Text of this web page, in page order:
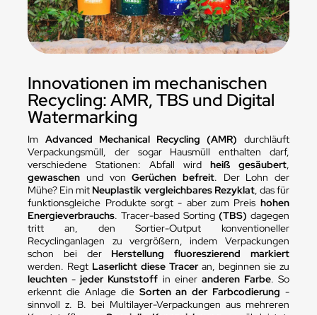
Innovationen im mechanischen
Recycling: AMR, TBS und Digital
Watermarking
Im Advanced Mechanical Recycling (AMR) durchläuft
Verpackungsmüll, der sogar Hausmüll enthalten darf,
verschiedene Stationen: Abfall wird heiß gesäubert,
gewaschen und vonGerüchen befreit. Der Lohn der
Mühe? Ein mit Neuplastik vergleichbares Rezyklat, das für
funktionsgleiche Produkte sorgt - aber zum Preis hohen
Energieverbrauchs. Tracer-based Sorting (TBS) dagegen
tritt an, den Sortier-Output konventioneller
Recyclinganlagen zu vergrößern, indem Verpackungen
schon bei derHerstellung
fluoreszierend markiert
werden. Regt Laserlicht diese Traceran, beginnen sie zu
leuchten -jeder Kunststoff in einer anderen Farbe. So
erkennt die Anlage die Sorten an der Farbcodierung -
sinnvoll z. B. bei Multilayer-Verpackungen aus mehreren